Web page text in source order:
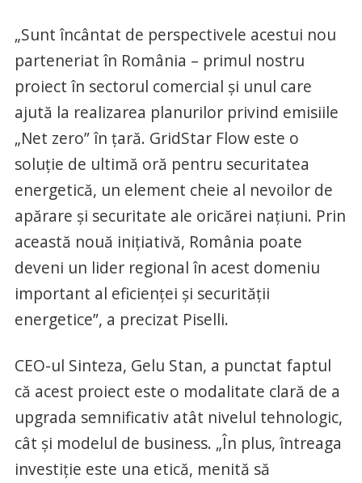
„Sunt încântat de perspectivele acestui nou
parteneriat în România – primul nostru
proiect în sectorul comercial şi unul care
ajută la realizarea planurilor privind emisiile
„Net zero” în ţară. GridStar Flow este o
soluţie de ultimă oră pentru securitatea
energetică, un element cheie al nevoilor de
apărare şi securitate ale oricărei naţiuni. Prin
această nouă iniţiativă, România poate
deveni un lider regional în acest domeniu
important al eficienţei şi securităţii
energetice”, a precizat Piselli.
CEO-ul Sinteza, Gelu Stan, a punctat faptul
că acest proiect este o modalitate clară de a
upgrada semnificativ atât nivelul tehnologic,
cât şi modelul de business. „În plus, întreaga
investiţie este una etică, menită să